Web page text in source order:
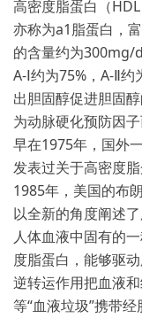
健康证体检
高密度脂蛋白（
亦称为a1脂蛋白，
的含量约为300mg/
A-Ⅰ约为75%，A-Ⅱ
出胆固醇促进胆固
为动脉硬化预防因子
早在1975年，国外
发表过关于高密度脂
1985年，美国的布
以全新的角度阐述
人体血液中固有的
度脂蛋白，能够驱
逆转运作用把血液
等“血液垃圾”携带经